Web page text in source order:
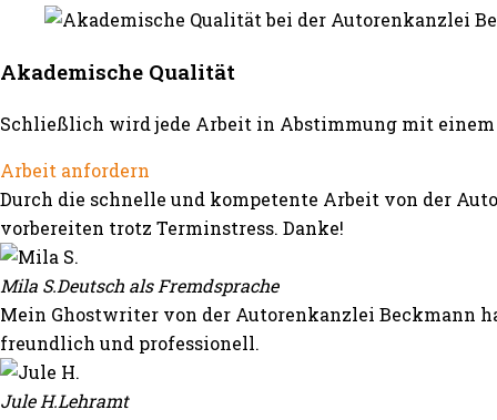
Akademische Qualität
Schließlich wird jede Arbeit in Abstimmung mit
Arbeit anfordern
Durch die schnelle und kompetente Arbeit von der
vorbereiten trotz Terminstress. Danke!
Mila S.Deutsch als Fremdsprache
Mein Ghostwriter von der Autorenkanzlei Beckmann
freundlich und professionell.
Jule H.Lehramt